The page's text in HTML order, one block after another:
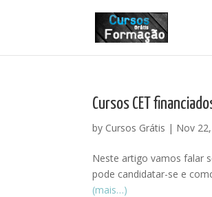
Cursos CET
by Cursos Grátis | Nov
Neste artigo vamos falar
pode candidatar-se e
(mais…)